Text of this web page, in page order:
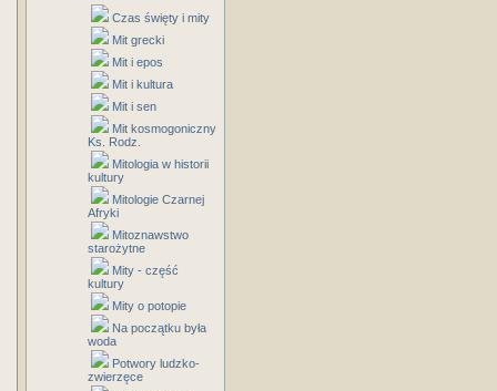
Czas święty i mity
Mit grecki
Mit i epos
Mit i kultura
Mit i sen
Mit kosmogoniczny
Ks. Rodz.
Mitologia w historii
kultury
Mitologie Czarnej
Afryki
Mitoznawstwo
starożytne
Mity - część
kultury
Mity o potopie
Na początku była
woda
Potwory ludzko-
zwierzęce